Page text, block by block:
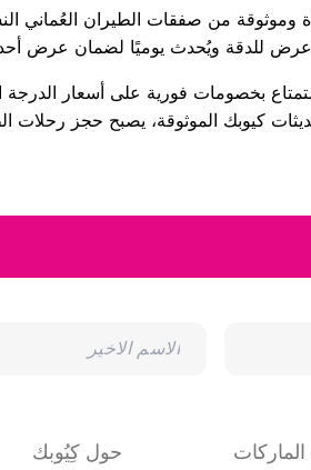
وموثوقة من صفقات الطيران العُماني
للدقة ويُحدث يوميًا لضمان عرض
بخصومات فورية على أسعار
كيوبك الموثوقة، يصبح حجز رحلات
الماركات حول كِيُوبك